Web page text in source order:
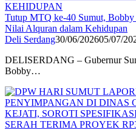
Tutup MTQ ke-40 Sumut, Bobby
Nilai Alquran dalam Kehidupan
Deli Serdang30/06/202605/07/
DELISERDANG – Gubernur
Bobby…